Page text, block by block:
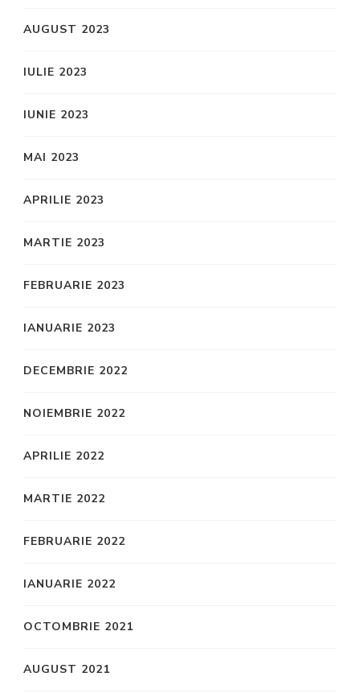
AUGUST 2023
IULIE 2023
IUNIE 2023
MAI 2023
APRILIE 2023
MARTIE 2023
FEBRUARIE 2023
IANUARIE 2023
DECEMBRIE 2022
NOIEMBRIE 2022
APRILIE 2022
MARTIE 2022
FEBRUARIE 2022
IANUARIE 2022
OCTOMBRIE 2021
AUGUST 2021